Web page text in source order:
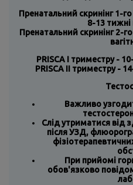
Пренатальний скринінг 1-
8-13 тижні
Пренатальний скринінг 2-
PRISCA I триместру -
PRISCA IІ триместру -
Важливо
Слід утриматися від
після УЗД,
При прийомі
обов'язково